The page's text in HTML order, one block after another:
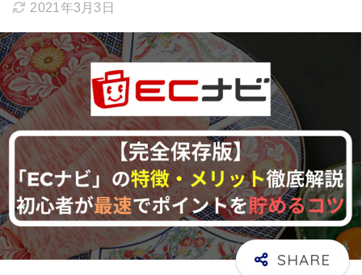
2021年3月3日